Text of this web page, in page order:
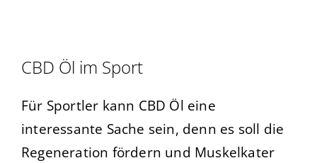
CBD Öl im Sport
Für Sportler kann CBD Öl eine
interessante Sache sein, denn es soll die
Regeneration fördern und Muskelkater